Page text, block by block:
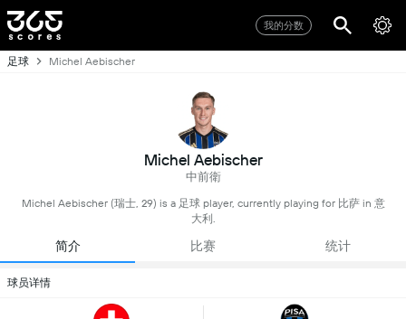
我的分数
足球 Michel Aebischer
Michel Aebischer
中前衛
Michel Aebischer (瑞士, 29) is a 足球 player, currently playing for 比萨 in 意
大利.
简介 比赛 统计
球员详情